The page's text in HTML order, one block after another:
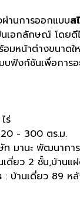
ผ่านการออกแบบส
นเอกลักษณ์ โดย
มหน้าต่างขนาด
ฟังก์ชันเพื่อการ
ร่
- 300 ตร.ม.
ท มานะ พัฒนากา
เดี่ยว 2 ชั้น,บ้านแ
: บ้านเดี่ยว 89 ห